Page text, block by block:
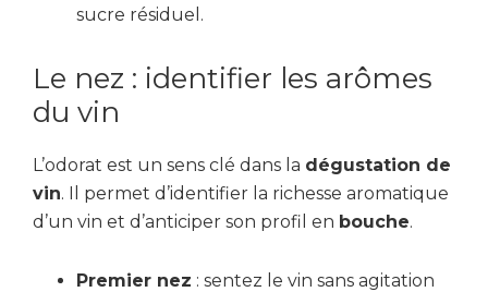
sucre résiduel.
Le nez : identifier les arômes
du vin
L’odorat est un sens clé dans la dégustation de
vin. Il permet d’identifier la richesse aromatique
d’un vin et d’anticiper son profil en bouche.
Premier nez : sentez le vin sans agitation